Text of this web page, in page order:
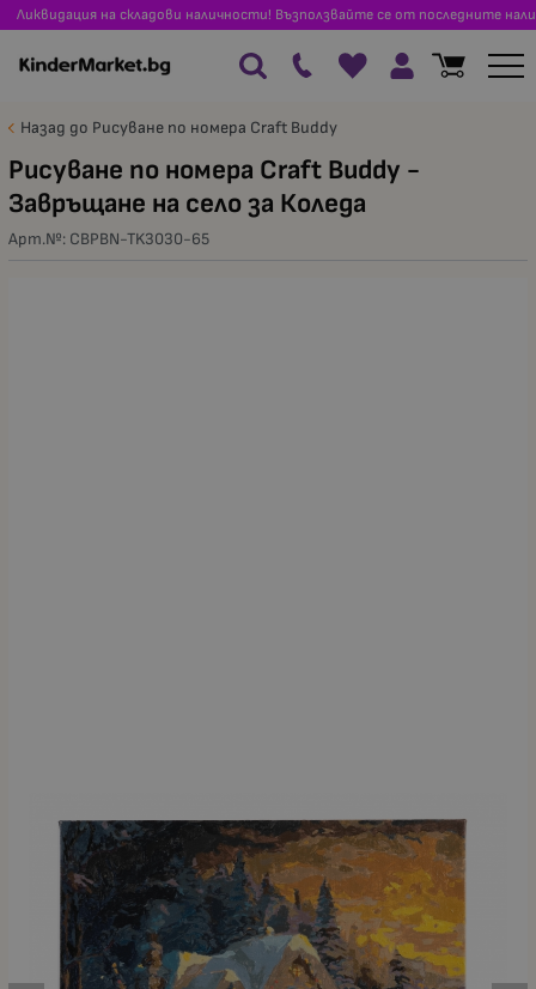
Ликвидация на складови наличности! Възползвайте се от последните
Назад до Рисуване по номера Craft Buddy
Рисуване по номера Craft Buddy -
Завръщане на село за Коледа
Арт.№: CBPBN-TK3030-65